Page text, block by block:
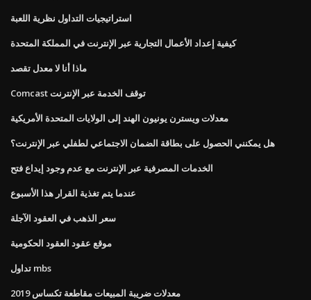
استراتيجيات التداول نظرية اللعبة
كيفية إعداد الأعمال التجارية عبر الإنترنت في المملكة المتحدة
ماذا أنا لا معدل تقصد
Comcast توقف الخدمة عبر الإنترنت
معدلات ويسترن يونيون الهند إلى الولايات المتحدة الأمريكية
هل يمكنني الحصول على بطاقة الضمان الاجتماعي لطفلي عبر الإنترنت؟
الخدمات المصرفية عبر الإنترنت مع عدم وجود إيداع فتح
عندما يتم تغذية القرار هذا الأسبوع
سعر الذهب في العقود الآجلة
موقع عقود العقود الحكومية
تداول mbs
معدلات ضريبة المبيعات مقاطعة تكساس 2019